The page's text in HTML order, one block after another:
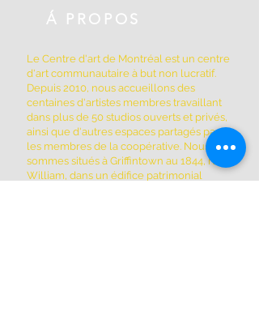
Á PROPOS
Le Centre d'art de Montréal est un centre
d'art communautaire à but non lucratif.
Depuis 2010, nous accueillons des
centaines d'artistes membres travaillant
dans plus de 50 studios ouverts et privés,
ainsi que d'autres espaces partagés par
les membres de la coopérative. Nous
sommes situés à Griffintown au 1844, rue
William, dans un édifice patrimonial